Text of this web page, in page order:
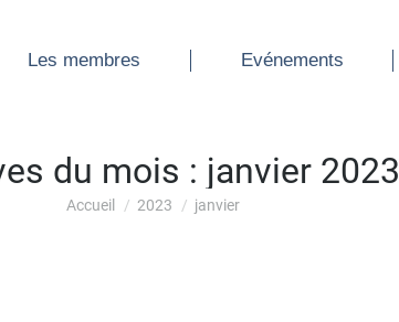
Les membres Evénements
du mois : janvier 2023
Vous êtes ici :
Accueil 2023 janvier
Les membres Evénements